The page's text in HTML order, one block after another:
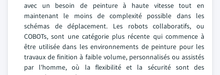
avec un besoin de peinture à haute vitesse tout en
maintenant le moins de complexité possible dans les
schémas de déplacement. Les robots collaboratifs, ou
COBOTs, sont une catégorie plus récente qui commence à
être utilisée dans les environnements de peinture pour les
travaux de finition à faible volume, personnalisés ou assistés
par l'homme, où la flexibilité et la sécurité sont des